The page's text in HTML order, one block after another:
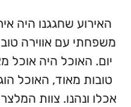
האירוע שחגגנו היה
משפחתי עם אווירה
יום. האוכל היה אוכל
טובות מאוד, האוכל
אכלו ונהנו. צוות